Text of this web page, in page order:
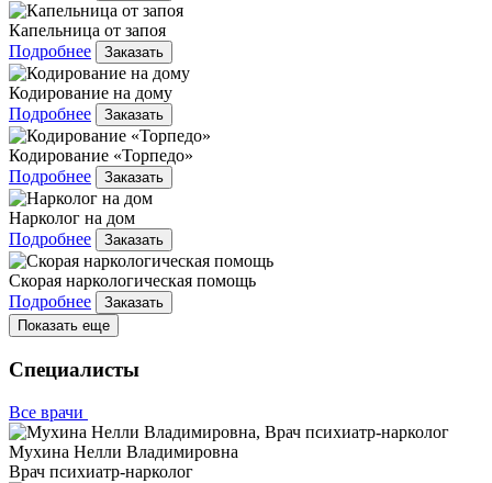
Капельница от запоя
Подробнее
Заказать
Кодирование на дому
Подробнее
Заказать
Кодирование «Торпедо»
Подробнее
Заказать
Нарколог на дом
Подробнее
Заказать
Скорая наркологическая помощь
Подробнее
Заказать
Показать еще
Специалисты
Все врачи
Мухина Нелли Владимировна
Врач психиатр-нарколог